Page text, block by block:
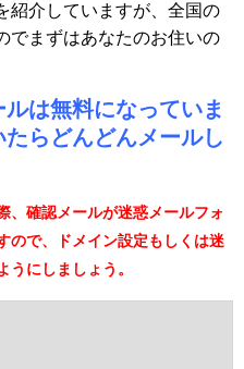
紹介していますが、全国の
でまずはあなたのお住いの
は無料になっていま
らどんどんメールし
、確認メールが迷惑メールフォ
ので、ドメイン設定もしくは迷
にしましょう。